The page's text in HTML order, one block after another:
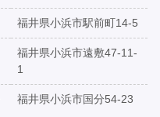
福井県小浜市駅前町14-5
福井県小浜市遠敷47-11-
1
福井県小浜市国分54-23